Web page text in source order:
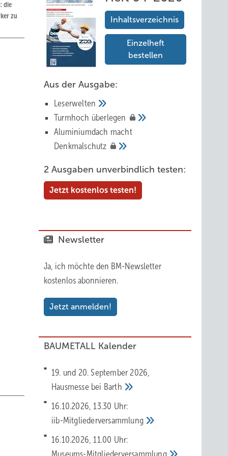
die
zu
Inhaltsverzeichnis
Einzelheft
bestellen
Aus der Ausgabe:
Leserwelten
Tur mhoch überlegen
Aluminiumdach macht
Denkmalschutz
2 Ausgaben unverbindlich testen:
Jetzt kostenlos testen!
Newsletter
Ja, ich möchte den BM-Newsletter
kostenlos abonnieren.
Jetzt anmelden!
BAUMETALL Kalender
19. und 20. September 2026,
Hausmesse bei Barth
16.10.2026, 13.30 Uhr:
iib-Mitgliederversammlung
16.10.2026, 11.00 Uhr:
Museums-Mitgliederversammlung